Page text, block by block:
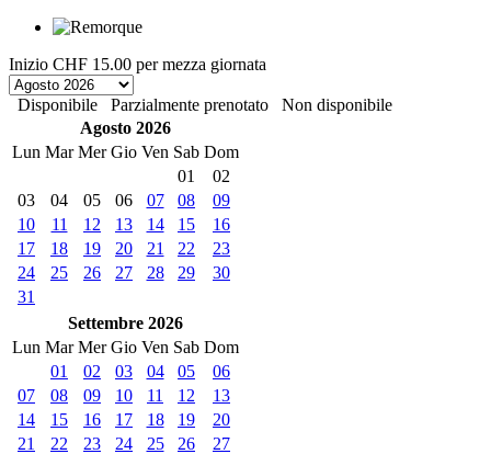
Inizio CHF 15.00 per mezza giornata
Disponibile Parzialmente prenotato
Non disponibile
Agosto 2026
Lun Mar Mer Gio Ven Sab Dom
01
02
03
04 05 06 07 08
09
10
11 12 13 14 15
16
17
18 19 20 21 22
23
24
25 26 27 28 29
30
31
Settembre 2026
Lun Mar Mer Gio Ven Sab Dom
01
02 03 04 05
06
07
08 09 10 11 12
13
14
15 16 17 18 19
20
21
22 23 24 25 26
27